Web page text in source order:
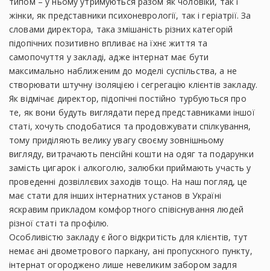
жінки, як представники психоневрології, так і геріатрії. За
словами директора, така змішаність різних категорій
підопічних позитивно впливає на їхнє життя та
самопочуття у закладі, адже інтернат має бути
максимально наближеним до моделі суспільства, а не
створювати штучну ізоляцією і сегрегацію клієнтів закладу.
Як відмічає директор, підопічні постійно турбуються про
те, як вони будуть виглядати перед представниками іншої
статі, хочуть сподобатися та продовжувати спілкування,
тому приділяють велику увагу своєму зовнішньому
вигляду, витрачають пенсійні кошти на одяг та подарунки
замість цигарок і алкоголю, залюбки приймають участь у
проведенні дозвіллєвих заходів тощо. На наш погляд, це
має стати для інших інтернатних установ в Україні
яскравим прикладом комфортного співіснування людей
різної статі та профілю.
Особливістю закладу є його відкритість для клієнтів, тут
немає ані двометрового паркану, ані пропускного пункту,
інтернат огороджено лише невеликим забором задля